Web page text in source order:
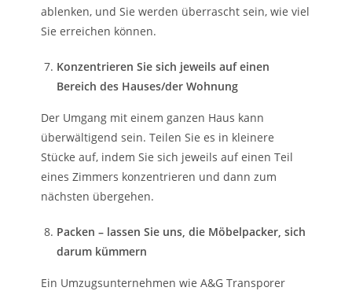
ablenken, und Sie werden überrascht sein, wie viel
Sie erreichen können.
Konzentrieren Sie sich jeweils auf einen
Bereich des Hauses/der Wohnung
Der Umgang mit einem ganzen Haus kann
überwältigend sein. Teilen Sie es in kleinere
Stücke auf, indem Sie sich jeweils auf einen Teil
eines Zimmers konzentrieren und dann zum
nächsten übergehen.
Packen – lassen Sie uns, die Möbelpacker, sich
darum kümmern
Ein Umzugsunternehmen wie A&G Transporer